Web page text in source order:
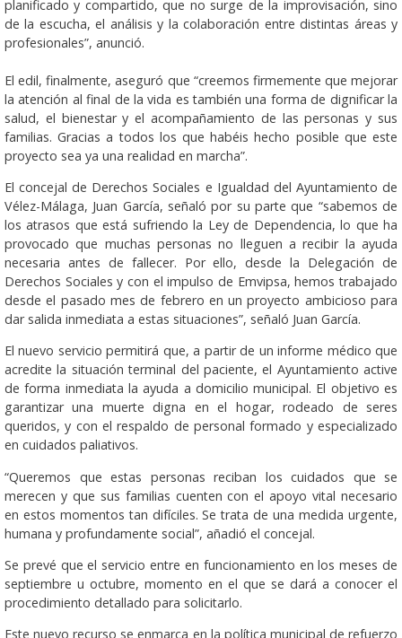
planificado y compartido, que no surge de la improvisación, sino
de la escucha, el análisis y la colaboración entre distintas áreas y
profesionales”, anunció.
El edil, finalmente, aseguró que “creemos firmemente que mejorar
la atención al final de la vida es también una forma de dignificar la
salud, el bienestar y el acompañamiento de las personas y sus
familias. Gracias a todos los que habéis hecho posible que este
proyecto sea ya una realidad en marcha”.
El concejal de Derechos Sociales e Igualdad del Ayuntamiento de
Vélez-Málaga, Juan García, señaló por su parte que “sabemos de
los atrasos que está sufriendo la Ley de Dependencia, lo que ha
provocado que muchas personas no lleguen a recibir la ayuda
necesaria antes de fallecer. Por ello, desde la Delegación de
Derechos Sociales y con el impulso de Emvipsa, hemos trabajado
desde el pasado mes de febrero en un proyecto ambicioso para
dar salida inmediata a estas situaciones”, señaló Juan García.
El nuevo servicio permitirá que, a partir de un informe médico que
acredite la situación terminal del paciente, el Ayuntamiento active
de forma inmediata la ayuda a domicilio municipal. El objetivo es
garantizar una muerte digna en el hogar, rodeado de seres
queridos, y con el respaldo de personal formado y especializado
en cuidados paliativos.
“Queremos que estas personas reciban los cuidados que se
merecen y que sus familias cuenten con el apoyo vital necesario
en estos momentos tan difíciles. Se trata de una medida urgente,
humana y profundamente social”, añadió el concejal.
Se prevé que el servicio entre en funcionamiento en los meses de
septiembre u octubre, momento en el que se dará a conocer el
procedimiento detallado para solicitarlo.
Este nuevo recurso se enmarca en la política municipal de refuerzo